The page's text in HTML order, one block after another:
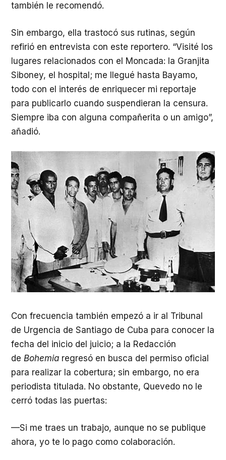
también le recomendó.
Sin embargo, ella trastocó sus rutinas, según
refirió en entrevista con este reportero. “Visité los
lugares relacionados con el Moncada: la Granjita
Siboney, el hospital; me llegué hasta Bayamo,
todo con el interés de enriquecer mi reportaje
para publicarlo cuando suspendieran la censura.
Siempre iba con alguna compañerita o un amigo”,
añadió.
Con frecuencia también empezó a ir al Tribunal
de Urgencia de Santiago de Cuba para conocer la
fecha del inicio del juicio; a la Redacción
de Bohemia regresó en busca del permiso oficial
para realizar la cobertura; sin embargo, no era
periodista titulada. No obstante, Quevedo no le
cerró todas las puertas:
—Si me traes un trabajo, aunque no se publique
ahora, yo te lo pago como colaboración.